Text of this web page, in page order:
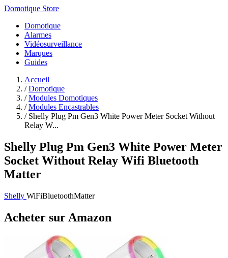
Domotique Store
Domotique
Alarmes
Vidéosurveillance
Marques
Guides
Accueil
/ Domotique
/ Modules Domotiques
/ Modules Encastrables
/ Shelly Plug Pm Gen3 White Power Meter Socket Without
Relay W...
Shelly Plug Pm Gen3 White Power Meter
Socket Without Relay Wifi Bluetooth
Matter
Shelly WiFiBluetoothMatter
Acheter sur Amazon